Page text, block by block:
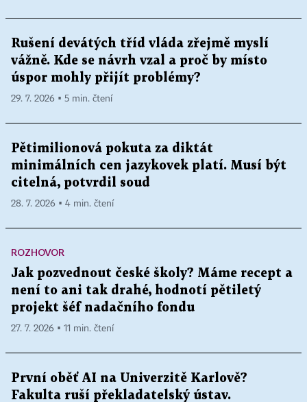
Rušení devátých tříd vláda zřejmě myslí
vážně. Kde se návrh vzal a proč by místo
úspor mohly přijít problémy?
29. 7. 2026 ▪ 5 min. čtení
Pětimilionová pokuta za diktát
minimálních cen jazykovek platí. Musí být
citelná, potvrdil soud
28. 7. 2026 ▪ 4 min. čtení
ROZHOVOR
Jak pozvednout české školy? Máme recept a
není to ani tak drahé, hodnotí pětiletý
projekt šéf nadačního fondu
27. 7. 2026 ▪ 11 min. čtení
První oběť AI na Univerzitě Karlově?
Fakulta ruší překladatelský ústav.